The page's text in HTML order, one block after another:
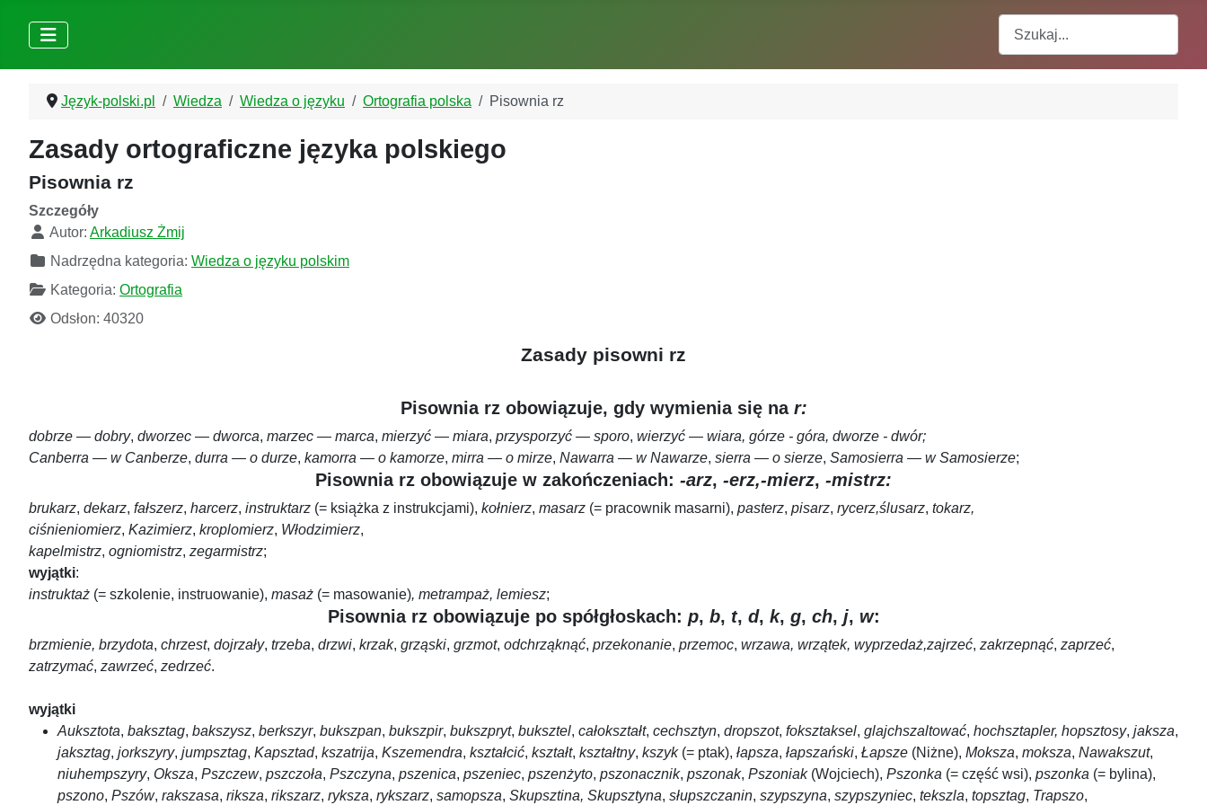
Język-polski.pl Wiedza Wiedza o języku Ortografia polska Pisownia rz
Zasady ortograficzne języka polskiego
Pisownia rz
Szczegóły
Autor: Arkadiusz Żmij
Nadrzędna kategoria: Wiedza o języku polskim
Kategoria: Ortografia
Odsłon: 40320
Zasady pisowni rz
Pisownia rz obowiązuje, gdy wymienia się nar:
dobrze — dobry, dworzec — dworca, marzec — marca, mierzyć — miara, przysporzyć — sporo, wierzyć — wiara, górze - góra, dworze - dwór;
Canberra — w Canberze, durra — o durze, kamorra — o kamorze, mirra — o mirze, Nawarra — w Nawarze, sierra — o sierze, Samosierra — w Samosierze;
Pisownia rz obowiązuje w zakończeniach: -arz, -erz,-mierz, -mistrz:
brukarz, dekarz, fałszerz, harcerz, instruktarz (= książka z instrukcjami), kołnierz, masarz (= pracownik masarni), pasterz, pisarz, rycerz,ślusarz, tokarz,
ciśnieniomierz, Kazimierz, kroplomierz, Włodzimierz,
kapelmistrz, ogniomistrz, zegarmistrz;
wyjątki:
instruktaż (= szkolenie, instruowanie), masaż (= masowanie), metrampaż, lemiesz;
Pisownia rz obowiązuje po spółgłoskach: p, b, t, d, k, g, ch, j, w:
brzmienie, brzydota, chrzest, dojrzały, trzeba, drzwi, krzak, grząski, grzmot, odchrząknąć, przekonanie, przemoc, wrzawa, wrzątek, wyprzedaż,zajrzeć, zakrzepnąć, zaprzeć,
zatrzymać, zawrzeć, zedrzeć.
wyjątki
Auksztota, baksztag, bakszysz, berkszyr, bukszpan, bukszpir, bukszpryt, buksztel, całokształt, cechsztyn, dropszot, foksztaksel, glajchszaltować, hochsztapler, hopsztosy, jaksza,
jaksztag, jorkszyry, jumpsztag, Kapsztad, kszatrija, Kszemendra, kształcić, kształt, kształtny, kszyk(= ptak), łapsza, łapszański, Łapsze (Niżne), Moksza, moksza, Nawakszut,
niuhempszyry, Oksza, Pszczew, pszczoła, Pszczyna, pszenica, pszeniec, pszenżyto, pszonacznik, pszonak, Pszoniak(Wojciech), Pszonka (= część wsi), pszonka (= bylina),
pszono, Pszów, rakszasa, riksza, rikszarz, ryksza, rykszarz, samopsza, Skupsztina, Skupsztyna, słupszczanin, szypszyna, szypszyniec, tekszla, topsztag, Trapszo,